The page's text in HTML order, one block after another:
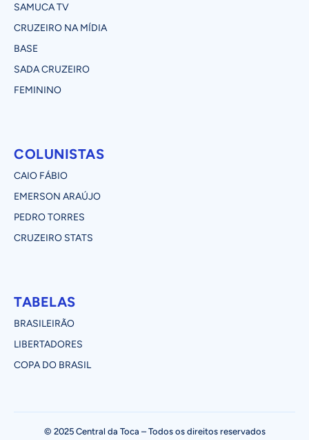
SAMUCA TV
CRUZEIRO NA MÍDIA
BASE
SADA CRUZEIRO
FEMININO
COLUNISTAS
CAIO FÁBIO
EMERSON ARAÚJO
PEDRO TORRES
CRUZEIRO STATS
TABELAS
BRASILEIRÃO
LIBERTADORES
COPA DO BRASIL
© 2025 Central da Toca – Todos os direitos reservados